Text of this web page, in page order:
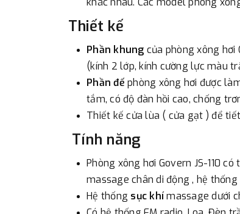
Thiết kế
Phần khung của phòng xông hơi
(kính 2 lớp, kính cường lực màu
Phần đế phòng xông hơi được
tắm, có độ đàn hồi cao, chống
Thiết kế cửa lùa ( cửa gạt ) để
Tính năng
Phòng xông hơi Govern JS-110
massage chân di động , hệ
Hệ thống sục khímassage dưới